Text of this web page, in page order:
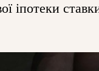
іпотеки